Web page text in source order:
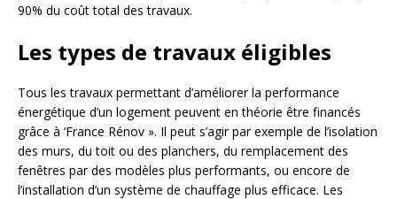
90% du coût total des travaux.
Les types de travaux éligibles
Tous les travaux permettant d’améliorer la performance
énergétique d’un logement peuvent en théorie être financés
grâce à ‘France Rénov ». Il peut s’agir par exemple de l’isolation
des murs, du toit ou des planchers, du remplacement des
fenêtres par des modèles plus performants, ou encore de
l’installation d’un système de chauffage plus efficace. Les